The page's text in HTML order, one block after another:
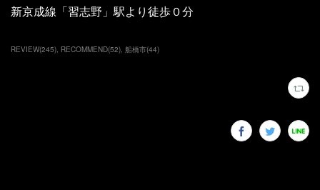
新京成線「習志野」駅より徒歩０分
REVIEW(245) RECOMMEND(52) 船橋市(44)